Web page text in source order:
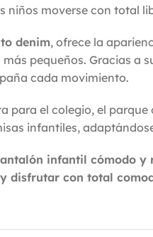
niños moverse con total
denim, ofrece la
pequeños. Gracias a
cada movimiento.
para el colegio, el
infantiles,
infantil cómodo y
disfrutar con total